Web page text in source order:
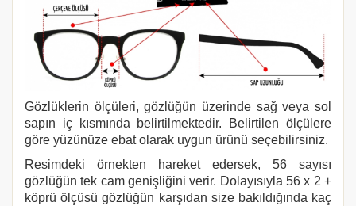
Gözlüklerin ölçüleri, gözlüğün üzerinde sağ veya sol
sapın iç kısmında belirtilmektedir. Belirtilen ölçülere
göre yüzünüze ebat olarak uygun ürünü seçebilirsiniz.
Resimdeki örnekten hareket edersek, 56 sayısı
gözlüğün tek cam genişliğini verir. Dolayısıyla 56 x 2 +
köprü ölçüsü gözlüğün karşıdan size bakıldığında kaç